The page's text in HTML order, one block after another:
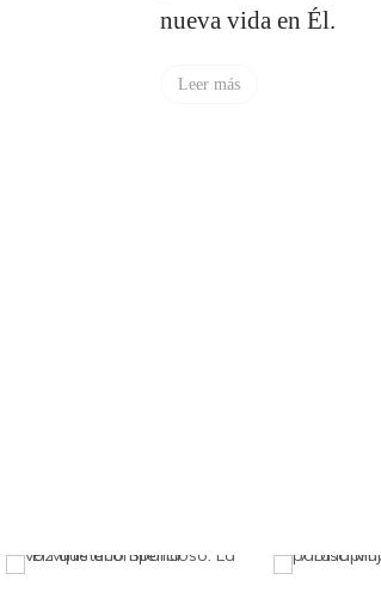
nueva vida en Él.
Leer más